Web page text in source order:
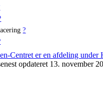
?
opdateret 13. november